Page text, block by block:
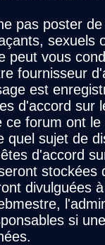
pas poster
sexuels
peut vous
fournisseur
est
d'accord sur
ce forum ont
quel sujet de
d'accord
stockées
divulguées
si